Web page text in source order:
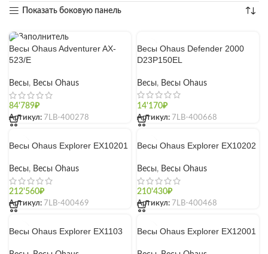
Показать боковую панель
Весы Ohaus Adventurer AX-
523/E
Весы, Весы Ohaus
84'789₽
Артикул: 7LB-400278
Весы Ohaus Defender 2000
D23P150EL
Весы, Весы Ohaus
14'170₽
Артикул: 7LB-400668
Весы Ohaus Explorer EX10201
Весы, Весы Ohaus
212'560₽
Артикул: 7LB-400469
Весы Ohaus Explorer EX10202
Весы, Весы Ohaus
210'430₽
Артикул: 7LB-400468
Весы Ohaus Explorer EX1103 Весы Ohaus Explorer EX12001